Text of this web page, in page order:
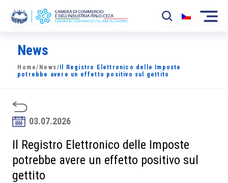
La Camera
News
Sviluppo Mercato
Soci
Partner
News
Home/ News/ Il Registro Elettronico delle Imposte
potrebbe avere un effetto positivo sul gettito
03.07.2026
Il Registro Elettronico delle Imposte
potrebbe avere un effetto positivo sul
gettito